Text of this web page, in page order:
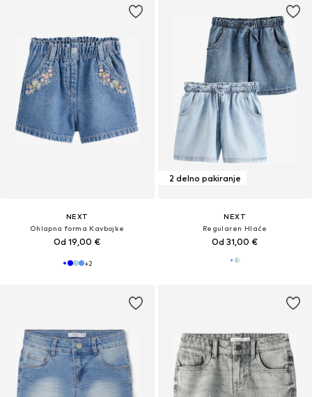
NEXT
Ohlapna forma Kavbojke
Od 19,00 €
+2
2 delno pakiranje
NEXT
Regularen Hlače
Od 31,00 €